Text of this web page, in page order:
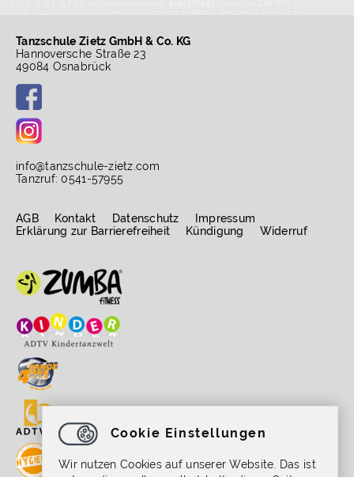
Tanzschule Zietz GmbH & Co. KG
Hannoversche Straße 23
49084 Osnabrück
info@tanzschule-zietz.com
Tanzruf: 0541-57955
AGB Kontakt Datenschutz
Impressum
Erklärung zur Barrierefreiheit
Kündigung Widerruf
Cookie Einstellungen
Wir nutzen Cookies auf unserer Website. Das ist